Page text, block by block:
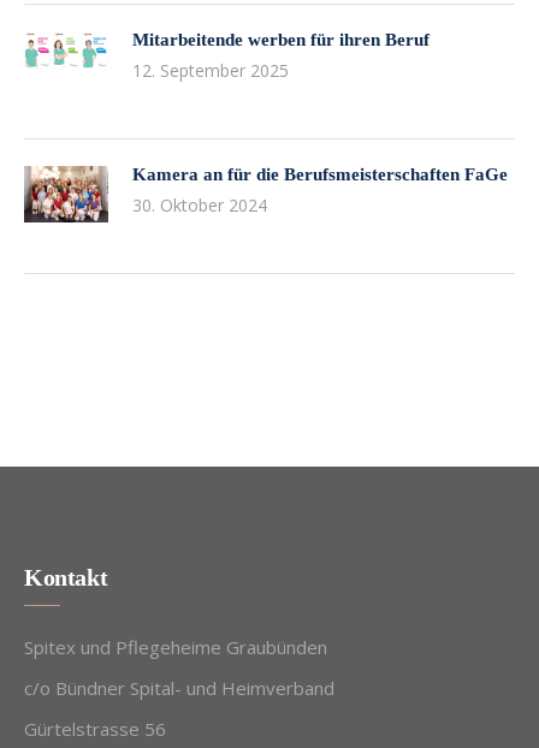
Mitarbeitende werben für ihren Beruf
12. September 2025
Kamera an für die Berufsmeisterschaften FaGe
30. Oktober 2024
Kontakt
Spitex und Pflegeheime Graubünden
c/o Bündner Spital- und Heimverband
Gürtelstrasse 56